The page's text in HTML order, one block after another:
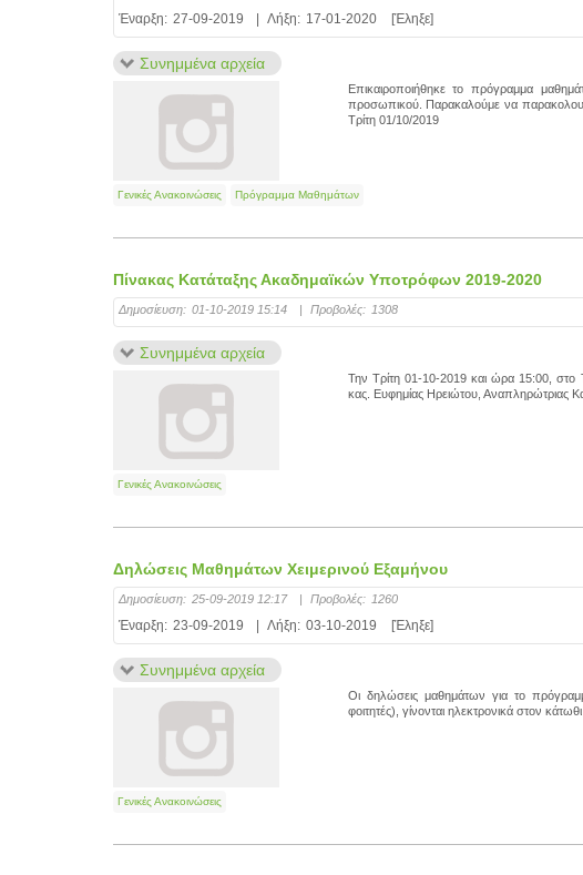
Έναρξη: 27-09-2019 Λήξη: 17-01-2020 [Έληξε]
Συνημμένα αρχεία
Επικαιροποιήθηκε το πρόγραμμα
προσωπικού. Παρακαλούμε να
Τρίτη 01/10/2019
Γενικές Ανακοινώσεις Πρόγραμμα Μαθημάτων
Πίνακας Κατάταξης Ακαδημαϊκών Υποτρόφων 2019-2020
Δημοσίευση: 01-10-2019 15:14 | Προβολές: 1308
Συνημμένα αρχεία
Την Τρίτη 01-10-2019 και ώρα 15:00, στο
κας. Ευφημίας Ηρειώτου, Αναπληρώτριας
Γενικές Ανακοινώσεις
Δηλώσεις Μαθημάτων Χειμερινού Εξαμήνου
Δημοσίευση: 25-09-2019 12:17 | Προβολές: 1260
Έναρξη: 23-09-2019 Λήξη: 03-10-2019 [Έληξε]
Συνημμένα αρχεία
Οι δηλώσεις μαθημάτων για το
φοιτητές), γίνονται ηλεκτρονικά στον
Γενικές Ανακοινώσεις